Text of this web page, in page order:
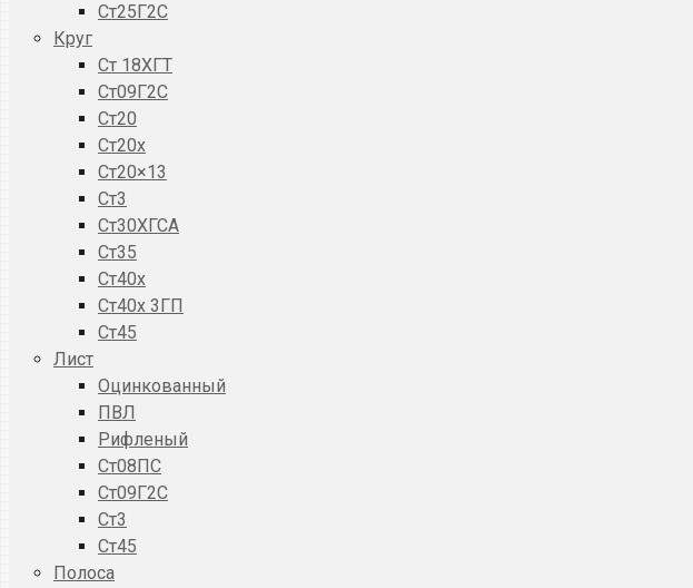
Ст25Г2С
Круг
Ст 18ХГТ
Ст09Г2С
Ст20
Ст20x
Ст20×13
Ст3
Ст30ХГСА
Ст35
Ст40х
Ст40х 3ГП
Ст45
Лист
Оцинкованный
ПВЛ
Рифленый
Ст08ПС
Ст09Г2С
Ст3
Ст45
Полоса